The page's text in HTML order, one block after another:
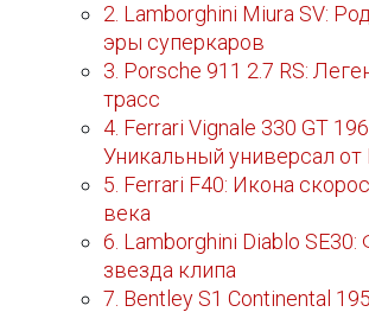
2. Lamborghini Miura SV:
эры суперкаров
3. Porsche 911 2.7 RS:
трасс
4. Ferrari Vignale 330 GT
Уникальный универсал от
5. Ferrari F40: Икона
века
6. Lamborghini Diablo
звезда клипа
7. Bentley S1 Continental